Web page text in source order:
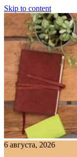
Skip to content
6 августа, 2026